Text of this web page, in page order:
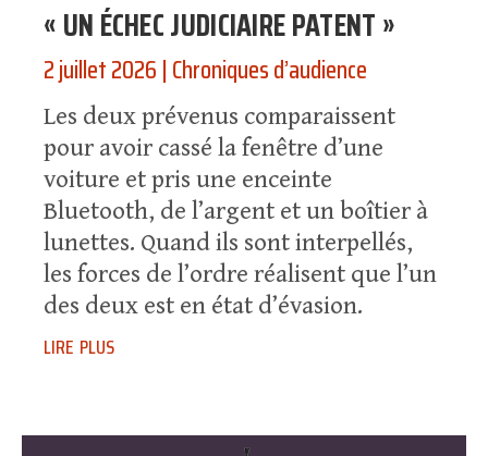
« UN ÉCHEC JUDICIAIRE PATENT »
2 juillet 2026|Chroniques d’audience
Les deux prévenus comparaissent
pour avoir cassé la fenêtre d’une
voiture et pris une enceinte
Bluetooth, de l’argent et un boîtier à
lunettes. Quand ils sont interpellés,
les forces de l’ordre réalisent que l’un
des deux est en état d’évasion.
lire plus